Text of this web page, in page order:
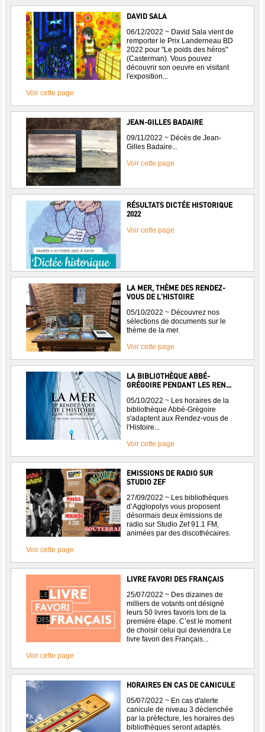
DAVID SALA
06/12/2022 ~ David Sala vient de
remporter le Prix Landerneau BD
2022 pour "Le poids des héros"
(Casterman). Vous pouvez
découvrir son oeuvre en visitant
l'exposition...
Voir cette page
JEAN-GILLES BADAIRE
09/11/2022 ~ Décès de Jean-
Gilles Badaire...
Voir cette page
RÉSULTATS DICTÉE HISTORIQUE
2022
Voir cette page
LA MER, THÈME DES RENDEZ-
VOUS DE L'HISTOIRE
05/10/2022 ~ Découvrez nos
sélections de documents sur le
thème de la mer.
Voir cette page
LA BIBLIOTHÈQUE ABBÉ-
GRÉGOIRE PENDANT LES REN...
05/10/2022 ~ Les horaires de la
bibliothèque Abbé-Grégoire
s'adaptent aux Rendez-vous de
l'Histoire...
Voir cette page
EMISSIONS DE RADIO SUR
STUDIO ZEF
27/09/2022 ~ Les bibliothèques
d’Agglopolys vous proposent
désormais deux émissions de
radio sur Studio Zef 91.1 FM,
animées par des discothécaires.
Voir cette page
LIVRE FAVORI DES FRANÇAIS
25/07/2022 ~ Des dizaines de
milliers de votants ont désigné
leurs 50 livres favoris lors de la
première étape. C’est le moment
de choisir celui qui deviendra Le
livre favori des Français...
Voir cette page
HORAIRES EN CAS DE CANICULE
05/07/2022 ~ En cas d'alerte
canicule de niveau 3 déclenchée
par la préfecture, les horaires des
bibliothèques seront adaptés.